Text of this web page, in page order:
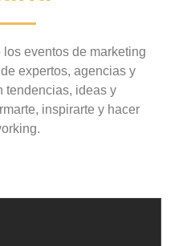
eventos de marketing
expertos, agencias y
tendencias, ideas y
inspirarte y hacer